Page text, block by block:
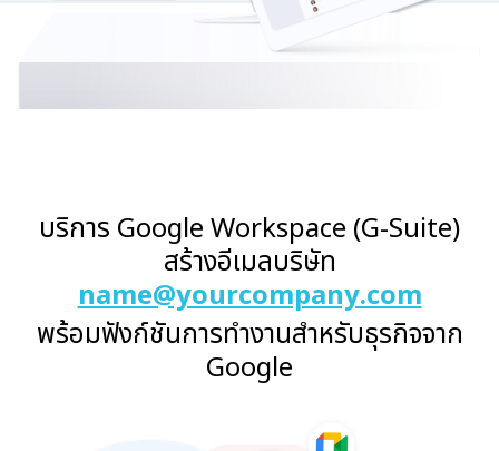
บริการ Google Workspace (G-Suite)
สร้างอีเมลบริษัท
name@yourcompany.com
พร้อมฟังก์ชันการทำงานสำหรับธุรกิจจาก
Google